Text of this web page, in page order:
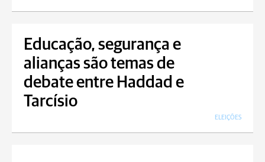
Educação, segurança e
alianças são temas de
debate entre Haddad e
Tarcísio
ELEIÇÕES